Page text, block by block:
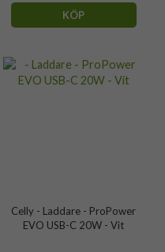
KÖP
Celly - Laddare - ProPower
EVO USB-C 20W - Vit